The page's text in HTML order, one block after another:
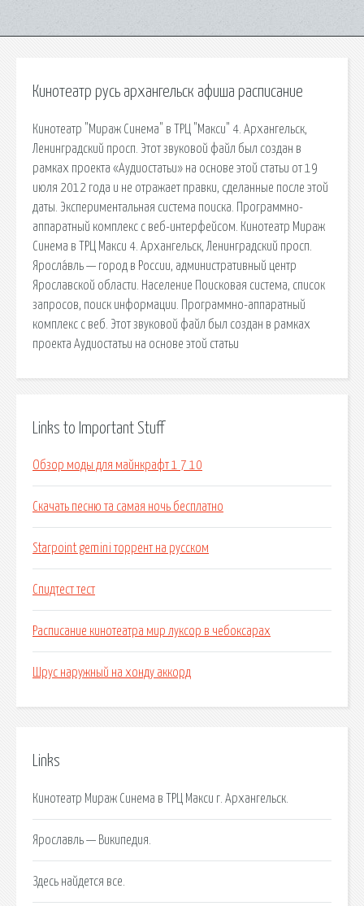
Кинотеатр русь архангельск афиша расписание
Кинотеатр "Мираж Синема" в ТРЦ "Макси" 4. Архангельск,
Ленинградский просп. Этот звуковой файл был создан в
рамках проекта «Аудиостатьи» на основе этой статьи от 19
июля 2012 года и не отражает правки, сделанные после этой
даты. Экспериментальная система поиска. Программно-
аппаратный комплекс с веб-интерфейсом. Кинотеатр Мираж
Синема в ТРЦ Макси 4. Архангельск, Ленинградский просп.
Яросла́вль — город в России, административный центр
Ярославской области. Население Поисковая сиcтема, список
запросов, поиск информации. Программно-аппаратный
комплекс с веб. Этот звуковой файл был создан в рамках
проекта Аудиостатьи на основе этой статьи
Links to Important Stuff
Обзор моды для майнкрафт 1 7 10
Скачать песню та самая ночь бесплатно
Starpoint gemini торрент на русском
Спидтест тест
Расписание кинотеатра мир луксор в чебоксарах
Шрус наружный на хонду аккорд
Links
Кинотеатр Мираж Синема в ТРЦ Макси г. Архангельск.
Ярославль — Википедия.
Здесь найдется все.